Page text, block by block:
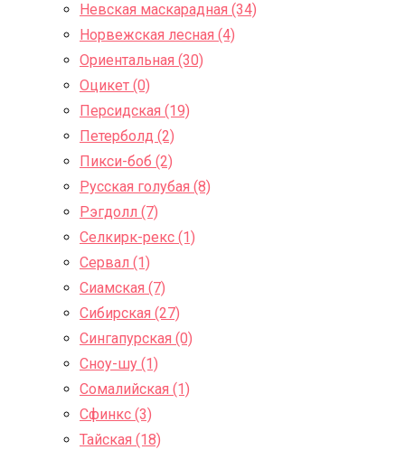
Невская маскарадная (34)
Норвежская лесная (4)
Ориентальная (30)
Оцикет (0)
Персидская (19)
Петерболд (2)
Пикси-боб (2)
Русская голубая (8)
Рэгдолл (7)
Селкирк-рекс (1)
Сервал (1)
Сиамская (7)
Сибирская (27)
Сингапурская (0)
Сноу-шу (1)
Сомалийская (1)
Сфинкс (3)
Тайская (18)